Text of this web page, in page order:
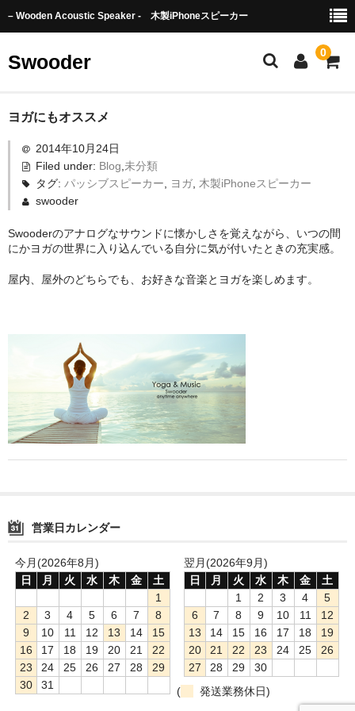
– Wooden Acoustic Speaker - 木製iPhoneスピーカー
Swooder 0
Swooderとは
Video
English Page
TOWADA Story
Product
TOWADA
SEIGETSU
JUSO
Rubood
Woodreeとは
Woodree
お問い合せ
ヨガにもオススメ
2014年10月24日
Filed under: Blog 未分類
タグ: パッシブスピーカー ヨガ, 木製iPhoneスピーカー
swooder
Swooderのアナログなサウンドに懐かしさを覚えながら、いつの間
にかヨガの世界に入り込んでいる自分に気が付いたときの充実感。
屋内、屋外のどちらでも、お好きな音楽とヨガを楽しめます。
営業日カレンダー
今月(2026年8月)
日
月 火 水 木 金
土
1
2
3 4 5 6 7
8
9
10 11 12 13 14
15
16
17 18 19 20 21
22
23
24 25 26 27 28
29
30
31
翌月(2026年9月)
日
月 火 水 木 金
土
1
2 3 4
5
6
7 8 9 10 11
12
13
14 15 16 17 18
19
20
21 22 23 24 25
26
27
28 29
30
(
発送業務休日)